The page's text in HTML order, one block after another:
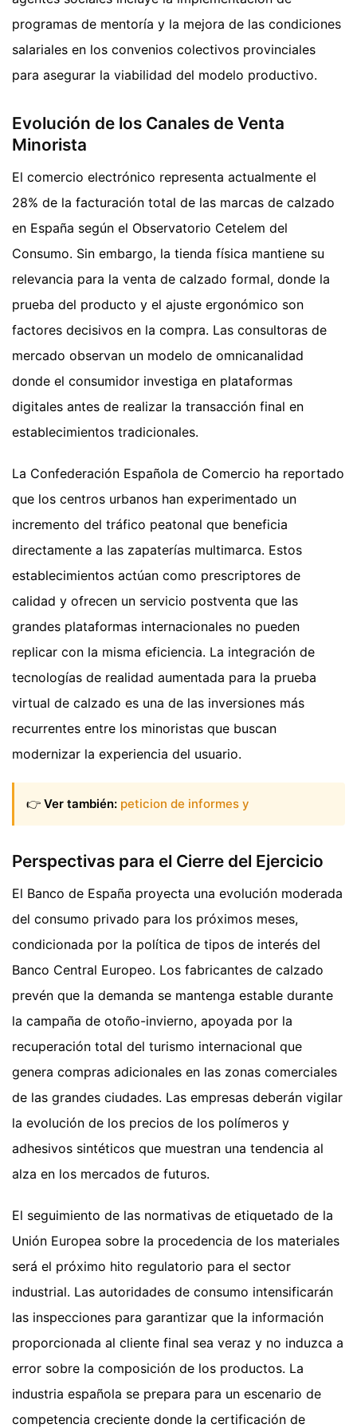
programas de mentoría y la mejora de las condiciones
salariales en los convenios colectivos provinciales
para asegurar la viabilidad del modelo productivo.
Evolución de los Canales de Venta
Minorista
El comercio electrónico representa actualmente el
28% de la facturación total de las marcas de calzado
en España según el Observatorio Cetelem del
Consumo. Sin embargo, la tienda física mantiene su
relevancia para la venta de calzado formal, donde la
prueba del producto y el ajuste ergonómico son
factores decisivos en la compra. Las consultoras de
mercado observan un modelo de omnicanalidad
donde el consumidor investiga en plataformas
digitales antes de realizar la transacción final en
establecimientos tradicionales.
La Confederación Española de Comercio ha reportado
que los centros urbanos han experimentado un
incremento del tráfico peatonal que beneficia
directamente a las zapaterías multimarca. Estos
establecimientos actúan como prescriptores de
calidad y ofrecen un servicio postventa que las
grandes plataformas internacionales no pueden
replicar con la misma eficiencia. La integración de
tecnologías de realidad aumentada para la prueba
virtual de calzado es una de las inversiones más
recurrentes entre los minoristas que buscan
modernizar la experiencia del usuario.
👉 Ver también: peticion de informes y
Perspectivas para el Cierre del Ejercicio
El Banco de España proyecta una evolución moderada
del consumo privado para los próximos meses,
condicionada por la política de tipos de interés del
Banco Central Europeo. Los fabricantes de calzado
prevén que la demanda se mantenga estable durante
la campaña de otoño-invierno, apoyada por la
recuperación total del turismo internacional que
genera compras adicionales en las zonas comerciales
de las grandes ciudades. Las empresas deberán vigilar
la evolución de los precios de los polímeros y
adhesivos sintéticos que muestran una tendencia al
alza en los mercados de futuros.
El seguimiento de las normativas de etiquetado de la
Unión Europea sobre la procedencia de los materiales
será el próximo hito regulatorio para el sector
industrial. Las autoridades de consumo intensificarán
las inspecciones para garantizar que la información
proporcionada al cliente final sea veraz y no induzca a
error sobre la composición de los productos. La
industria española se prepara para un escenario de
competencia creciente donde la certificación de